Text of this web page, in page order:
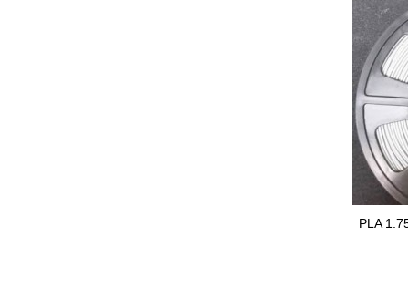
PLA